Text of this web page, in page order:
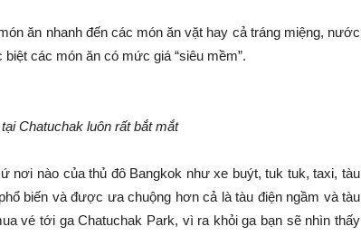
ăn nhanh đến các món ăn vặt hay cả tráng miệng, nước
các món ăn có mức giá “siêu mềm”.
Chatuchak luôn rất bắt mắt
nơi nào của thủ đô Bangkok như xe buýt, tuk tuk, taxi, tàu
biến và được ưa chuộng hơn cả là tàu điện ngầm và tàu
vé tới ga Chatuchak Park, vì ra khỏi ga bạn sẽ nhìn thấy